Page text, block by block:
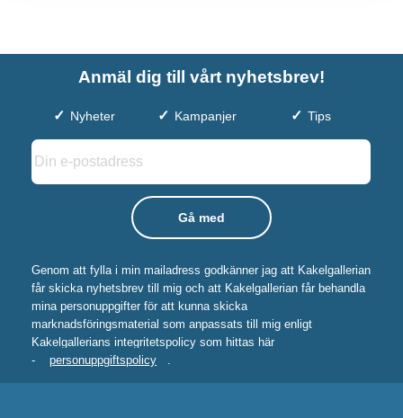
Anmäl dig till vårt nyhetsbrev!
Nyheter Kampanjer Tips
Genom att fylla i min mailadress godkänner jag att Kakelgallerian
får skicka nyhetsbrev till mig och att Kakelgallerian får behandla
mina personuppgifter för att kunna skicka
marknadsföringsmaterial som anpassats till mig enligt
Kakelgallerians integritetspolicy som hittas här
-
personuppgiftspolicy .